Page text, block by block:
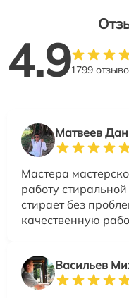
4.91799
Матвеев
Мастера
работу
стирает без
качественную
Васильев